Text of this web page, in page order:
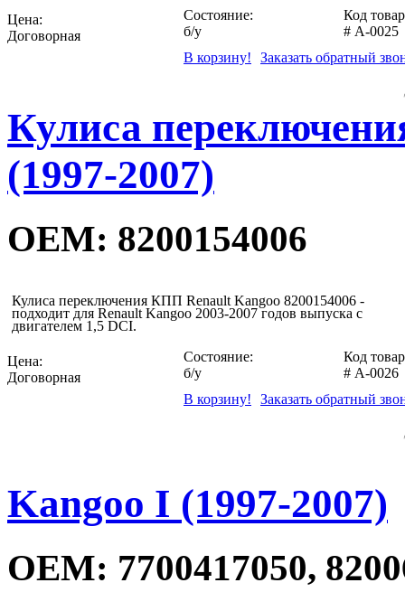
Цена:
Договорная
Состояние:
б/у
Код
# A-0025
В корзину!
Заказать обратный
Кулиса
(1997-2007)
OEM: 8200154006
Кулиса переключения КПП Renault Kangoo 8200154006 -
подходит для Renault Kangoo 2003-2007 годов выпуска с
двигателем 1,5 DCI.
Цена:
Договорная
Состояние:
б/у
Код
# A-0026
В корзину!
Заказать обратный
Kangoo I (1997-2007)
OEM: 7700417050,